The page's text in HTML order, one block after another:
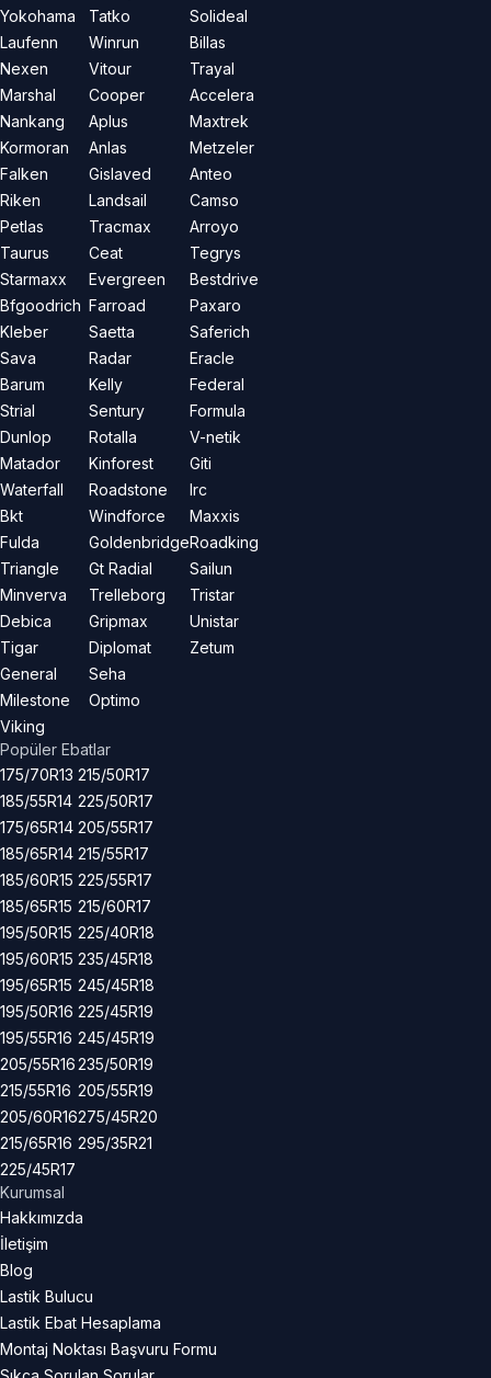
Yokohama
Laufenn
Nexen
Marshal
Nankang
Kormoran
Falken
Riken
Petlas
Taurus
Starmaxx
Bfgoodrich
Kleber
Sava
Barum
Strial
Dunlop
Matador
Waterfall
Bkt
Fulda
Triangle
Minverva
Debica
Tigar
General
Milestone
Viking
Tatko
Winrun
Vitour
Cooper
Aplus
Anlas
Gislaved
Landsail
Tracmax
Ceat
Evergreen
Farroad
Saetta
Radar
Kelly
Sentury
Rotalla
Kinforest
Roadstone
Windforce
Goldenbridge
Gt Radial
Trelleborg
Gripmax
Diplomat
Seha
Optimo
Solideal
Billas
Trayal
Accelera
Maxtrek
Metzeler
Anteo
Camso
Arroyo
Tegrys
Bestdrive
Paxaro
Saferich
Eracle
Federal
Formula
V-netik
Giti
Irc
Maxxis
Roadking
Sailun
Tristar
Unistar
Zetum
Popüler Ebatlar
175/70R13
185/55R14
175/65R14
185/65R14
185/60R15
185/65R15
195/50R15
195/60R15
195/65R15
195/50R16
195/55R16
205/55R16
215/55R16
205/60R16
215/65R16
225/45R17
215/50R17
225/50R17
205/55R17
215/55R17
225/55R17
215/60R17
225/40R18
235/45R18
245/45R18
225/45R19
245/45R19
235/50R19
205/55R19
275/45R20
295/35R21
Kurumsal
Hakkımızda
İletişim
Blog
Lastik Bulucu
Lastik Ebat Hesaplama
Montaj Noktası Başvuru Formu